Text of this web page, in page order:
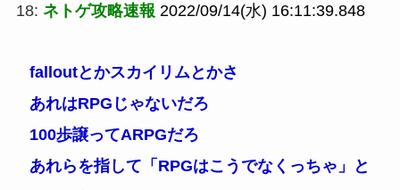
18: ネトゲ攻略速報 2022/09/14(水) 16:11:39.848
falloutとかスカイリムとかさ
あれはRPGじゃないだろ
100歩譲ってARPGだろ
あれらを指して「RPGはこうでなくっちゃ」と